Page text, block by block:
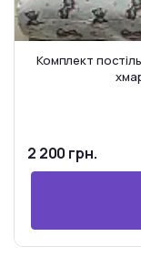
Комплект
2 200 грн.